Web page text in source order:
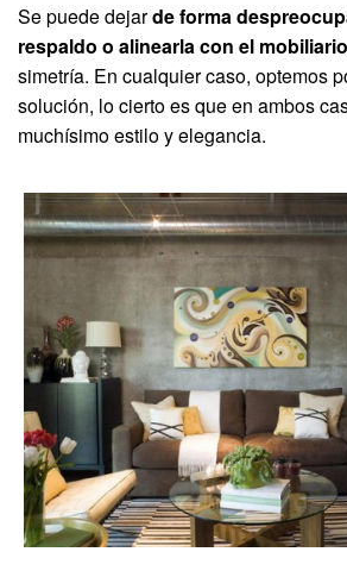
Se puede dejarde forma
respaldo o alinearla con el mobiliario
simetría. En cualquier caso, optemos
solución, lo cierto es que en ambos
muchísimo estilo y elegancia.